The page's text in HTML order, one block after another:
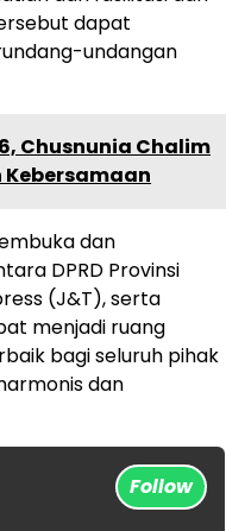
dapat
undangan
Chusnunia Chalim
Kebersamaan
dan
DPRD Provinsi
(J&T), serta
menjadi ruang
bagi seluruh pihak
dan
Follow